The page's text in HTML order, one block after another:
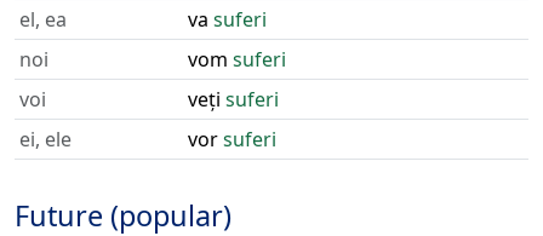
el, ea
va suferi
noi
vom suferi
voi
veți suferi
ei, ele
vorsuferi
Future (popular)